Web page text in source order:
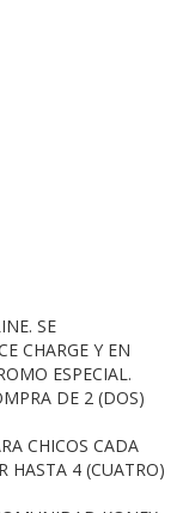
SE
CHARGE Y EN
ESPECIAL.
DE 2 (DOS)
CHICOS CADA
HASTA 4 (CUATRO)